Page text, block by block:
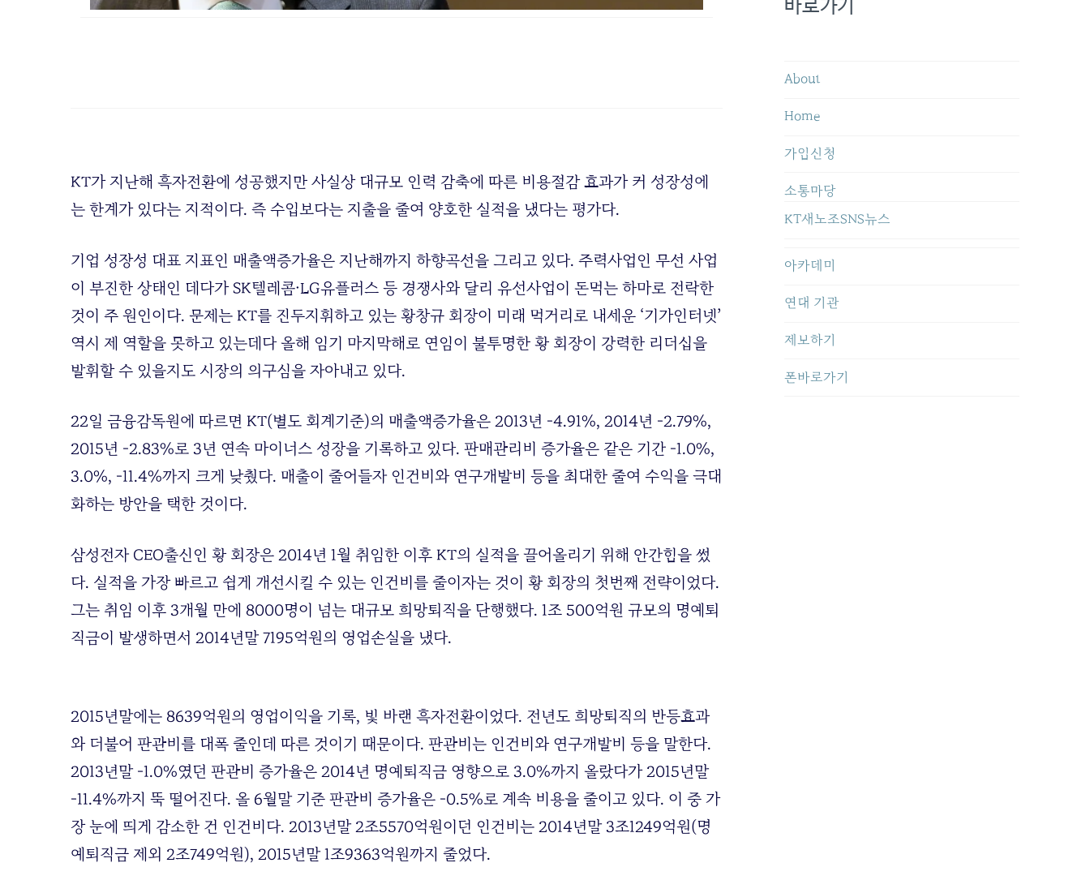
KT가 지난해 흑자전환에 성공했지만 사실상 대규모 인력 감축에 따른 비용절감 효과가 커 성장성에
는 한계가 있다는 지적이다. 즉 수입보다는 지출을 줄여 양호한 실적을 냈다는 평가다.
기업 성장성 대표 지표인 매출액증가율은 지난해까지 하향곡선을 그리고 있다. 주력사업인 무선 사업
이 부진한 상태인 데다가 SK텔레콤·LG유플러스 등 경쟁사와 달리 유선사업이 돈먹는 하마로 전락한
것이 주 원인이다. 문제는 KT를 진두지휘하고 있는 황창규 회장이 미래 먹거리로 내세운 ‘기가인터넷’
역시 제 역할을 못하고 있는데다 올해 임기 마지막해로 연임이 불투명한 황 회장이 강력한 리더십을
발휘할 수 있을지도 시장의 의구심을 자아내고 있다.
22일 금융감독원에 따르면 KT(별도 회계기준)의 매출액증가율은 2013년 -4.91%, 2014년 -2.79%,
2015년 -2.83%로 3년 연속 마이너스 성장을 기록하고 있다. 판매관리비 증가율은 같은 기간 -1.0%,
3.0%, -11.4%까지 크게 낮췄다. 매출이 줄어들자 인건비와 연구개발비 등을 최대한 줄여 수익을 극대
화하는 방안을 택한 것이다.
삼성전자 CEO출신인 황 회장은 2014년 1월 취임한 이후 KT의 실적을 끌어올리기 위해 안간힘을 썼
다. 실적을 가장 빠르고 쉽게 개선시킬 수 있는 인건비를 줄이자는 것이 황 회장의 첫번째 전략이었다.
그는 취임 이후 3개월 만에 8000명이 넘는 대규모 희망퇴직을 단행했다. 1조 500억원 규모의 명예퇴
직금이 발생하면서 2014년말 7195억원의 영업손실을 냈다.
2015년말에는 8639억원의 영업이익을 기록, 빛 바랜 흑자전환이었다. 전년도 희망퇴직의 반등효과
와 더불어 판관비를 대폭 줄인데 따른 것이기 때문이다. 판관비는 인건비와 연구개발비 등을 말한다.
2013년말 -1.0%였던 판관비 증가율은 2014년 명예퇴직금 영향으로 3.0%까지 올랐다가 2015년말
-11.4%까지 뚝 떨어진다. 올 6월말 기준 판관비 증가율은 -0.5%로 계속 비용을 줄이고 있다. 이 중 가
장 눈에 띄게 감소한 건 인건비다. 2013년말 2조5570억원이던 인건비는 2014년말 3조1249억원(명
예퇴직금 제외 2조749억원), 2015년말 1조9363억원까지 줄었다.
바로가기
About
Home
가입신청
소통마당
KT새노조SNS뉴스
아카데미
연대 기관
제보하기
폰바로가기